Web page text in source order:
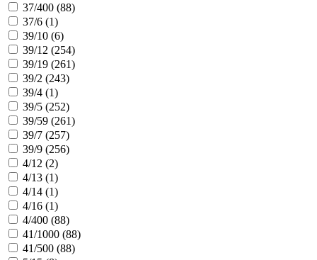
37/400 (88)
37/6 (1)
39/10 (6)
39/12 (254)
39/19 (261)
39/2 (243)
39/4 (1)
39/5 (252)
39/59 (261)
39/7 (257)
39/9 (256)
4/12 (2)
4/13 (1)
4/14 (1)
4/16 (1)
4/400 (88)
41/1000 (88)
41/500 (88)